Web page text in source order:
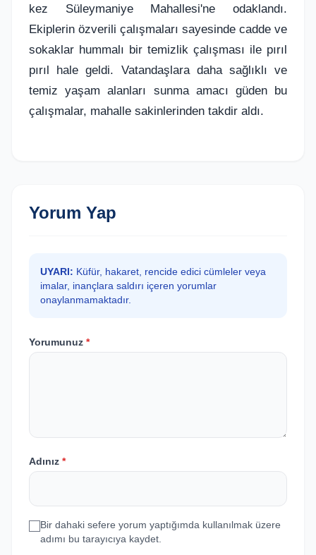
kez Süleymaniye Mahallesi'ne odaklandı.
Ekiplerin özverili çalışmaları sayesinde cadde ve
sokaklar hummalı bir temizlik çalışması ile pırıl
pırıl hale geldi. Vatandaşlara daha sağlıklı ve
temiz yaşam alanları sunma amacı güden bu
çalışmalar, mahalle sakinlerinden takdir aldı.
Yorum Yap
UYARI: Küfür, hakaret, rencide edici cümleler veya
imalar, inançlara saldırı içeren yorumlar
onaylanmamaktadır.
Yorumunuz *
Adınız *
Bir dahaki sefere yorum yaptığımda kullanılmak üzere
adımı bu tarayıcıya kaydet.